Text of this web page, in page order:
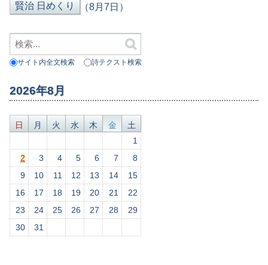
（8月7日）
サイト内全文検索 詩テクスト検索
2026年8月
日 月 火 水 木 金
土
1
2
3 4 5 6 7
8
9
10 11 12 13 14
15
16
17 18 19 20 21
22
23
24 25 26 27 28
29
30
31